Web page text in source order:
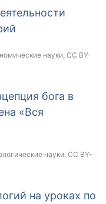
науки, CC BY-
бога в
«Вся
науки, CC BY-
на уроках по